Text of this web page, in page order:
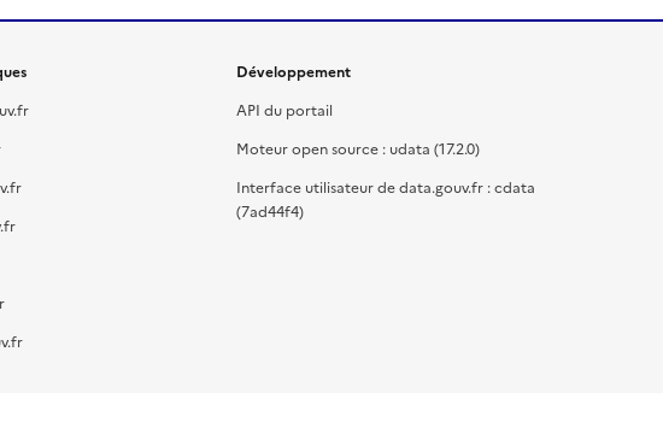
Développement
API du portail
Moteur open source : udata (17.2.0)
Interface utilisateur de data.gouv.fr : cdata
(7ad44f4)